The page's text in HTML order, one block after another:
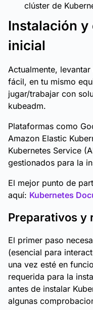
clúster de
Instalación
inicial
Actualmente,
fácil, en tu mismo
jugar/trabajar con
kubeadm.
Plataformas como
Amazon Elastic
Kubernetes Service
gestionados para la
El mejor punto de
aquí: Kubernetes
Preparativos y
El primer paso
(esencial para
una vez esté en
requerida para la
antes de instalar
algunas